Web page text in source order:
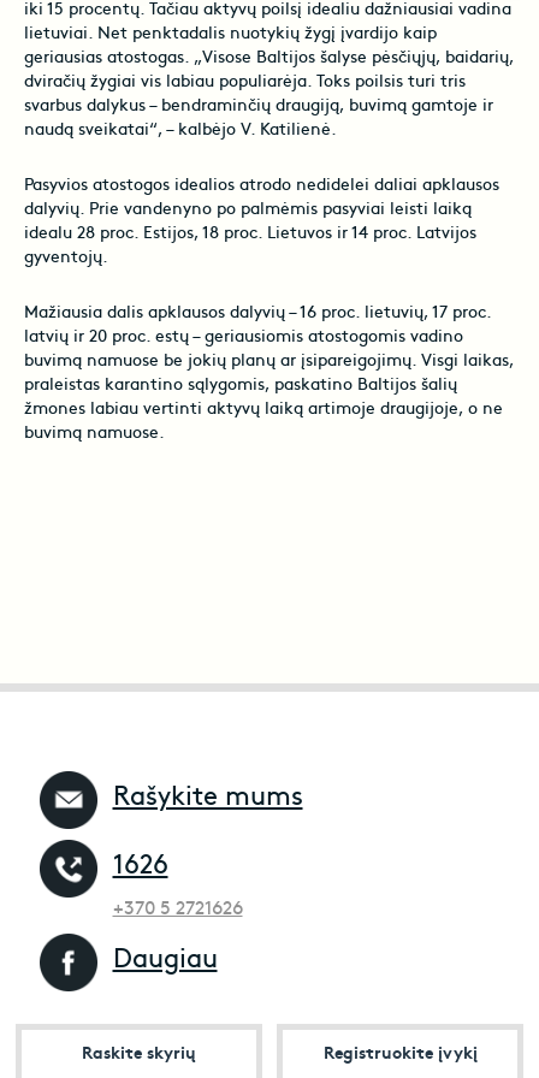
iki 15 procentų. Tačiau aktyvų poilsį idealiu dažniausiai vadina
lietuviai. Net penktadalis nuotykių žygį įvardijo kaip
geriausias atostogas. „Visose Baltijos šalyse pėsčiųjų, baidarių,
dviračių žygiai vis labiau populiarėja. Toks poilsis turi tris
svarbus dalykus – bendraminčių draugiją, buvimą gamtoje ir
naudą sveikatai“, – kalbėjo V. Katilienė.
Pasyvios atostogos idealios atrodo nedidelei daliai apklausos
dalyvių. Prie vandenyno po palmėmis pasyviai leisti laiką
idealu 28 proc. Estijos, 18 proc. Lietuvos ir 14 proc. Latvijos
gyventojų.
Mažiausia dalis apklausos dalyvių – 16 proc. lietuvių, 17 proc.
latvių ir 20 proc. estų – geriausiomis atostogomis vadino
buvimą namuose be jokių planų ar įsipareigojimų. Visgi laikas,
praleistas karantino sąlygomis, paskatino Baltijos šalių
žmones labiau vertinti aktyvų laiką artimoje draugijoje, o ne
buvimą namuose.
Rašykite mums
1626
+370 5 2721626
Daugiau
Raskite skyrių Registruokite įvykį